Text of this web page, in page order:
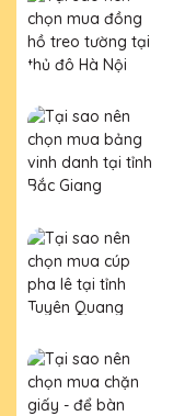
Bước 5: Gửi hàng
Bước 6:Gọi điện
và nghiêm ngặt ở
Chặn giấy - Để
Chúng tôi là đơn
sản xuất theo ý
Quà tặng Cúp
Quý khách hàng
vàng, với 2 màu
tính trang trọng
Sản phẩm được
sang trọng, gửi
- Vinh danh cá